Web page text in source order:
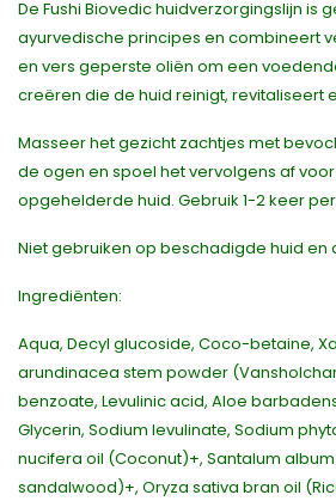
De Fushi Biovedic huidverzorgingslijn is
ayurvedische principes en combineert
en vers geperste oliën om een
creëren die de huid reinigt, revitaliseert
Masseer het gezicht zachtjes met
de ogen en spoel het vervolgens af
opgehelderde huid. Gebruik 1-2 keer
Niet gebruiken op beschadigde huid en
Ingrediënten:
Aqua, Decyl glucoside, Coco-betaine,
arundinacea stem powder
benzoate, Levulinic acid, Aloe
Glycerin, Sodium levulinate, Sodium
nucifera oil (Coconut)+, Santalum
sandalwood)+, Oryza sativa bran oil